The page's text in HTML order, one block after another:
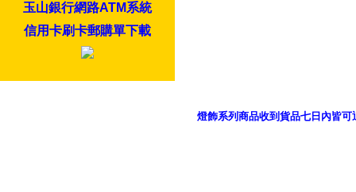
玉山銀行網路ATM系統
信用卡刷卡郵購單下載
燈飾系列商品收到貨品七日內皆